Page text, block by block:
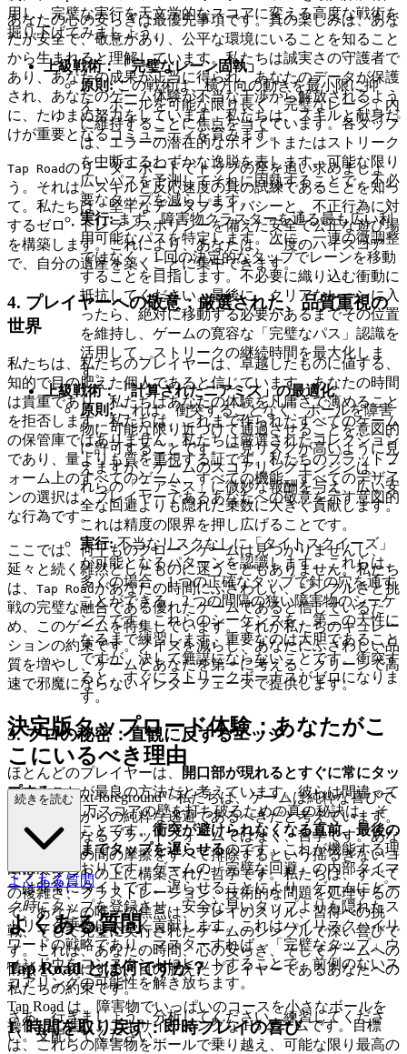
用し、完璧な実行を天文学的なスコアに変える高度な戦術を
掘り下げてみましょう。
上級戦術：「完璧なレーン固執」
原則:この戦術は、横方向の動きを最小限に抑
え、ボールを可能な限り長く「完璧なレーン」内
に維持することに焦点を当てています。各タップ
は、エラーの潜在的なポイントまたはストリーク
を中断するわずかな逸脱を表します。可能な限り
広いパスを予測してそれに固執することで、不必
要なタップを減らします。
実行:まず、障害物クラスターを通る最も広い利
用可能なパスを特定します。次に、一連の微調整
ではなく、1 回の決定的なタップでレーンを移動
することを目指します。不必要に織り込む衝動に
抵抗してください。最後に、クリアなレーンに入
ったら、絶対に移動する必要があるまでその位置
を維持し、ゲームの寛容な「完璧なパス」認識を
活用して、ストリークの継続時間を最大化しま
す。
上級戦術：「計算されたニアミス」の最適化
原則:これは、衝突することなく、ボールを障害
物に可能な限り近づけて通過させることを意図的
に許可することです。一見リスクが高いように見
えますが、ゲームのスコアリングエンジンは、こ
れらの「ニアミス」に微妙な報酬を与え、広い安
全な回避よりも隠れた乗数に大きく貢献します。
これは精度の限界を押し広げることです。
実行:不当なリスクなしに「タイトスクイーズ」
が可能となるパターンを認識します。これらは、
多くの場合、1 つの正確なタップで針の穴を通す
ことができる、2 つの間隔の狭い障害物のシーケ
ンスです。これらのシーケンスを、第二の天性に
なるまで練習します。重要なのは大胆であること
ですが、決して無謀にならないことです。衝突す
ると、すぐにストリークボーナスがゼロになりま
す。
3. プロの秘密：直観に反するエッジ
ほとんどのプレイヤーは、
開口部が現れるとすぐに常にタッ
プすることが最良の方法だと考えています。彼らは間違って
います。50 万スコアの壁を打ち破るための真の秘訣は、そ
の逆を行うことです。衝突が避けられなくなる直前、最後の
ほんの一瞬までタップを遅らせるのです。これが機能する理
由は次のとおりです。ゲームの「完璧な回避」の内部タイマ
ーは非常にタイトです。遅らせることにより、ゲームに ピー
ク時にタップを登録させ、安全な早いタップよりも隠れたス
トリーク乗数に大きく貢献します。これはハイリスクハイリ
ワードの戦略であり、マスターすれば、「完璧なタップ」ウ
ィンドウをコンスタントにヒットすることで、前例のないス
コアリングの可能性を解き放ちます。
さあ、行きましょう。分析してください。練習してくださ
い。支配してください。
あなたの心の安らぎは最優先事項です。真の楽しみは、あな
たが安全で、敬意があり、公平な環境にいることを知ること
から生まれると理解しています。私たちは誠実さの守護者で
あり、あなたの成果が正当に得られ、あなたのデータが保護
され、あなたのゲーム体験が不当な干渉から解放されるよう
に、たゆまぬ努力をしています。私たちは、スキルと献身だ
けが重要となるコミュニティを育みます。
Tap Roadのリーダーボードでトップの座を追い求めましょ
う。それは、スキルと反応速度の真の試練であることを知っ
て。私たちは、堅牢なデータプライバシーと、不正行為に対
するゼロ・トレランスポリシーを備えた安全で公正な遊び場
を構築します。これにより、あなたは、一度のハイスコア
で、自分の遺産を築くことに集中できます。
4. プレイヤーへの敬意：厳選された、品質重視の
世界
私たちは、私たちのプレイヤーは、卓越したものに値する、
知的で目の肥えた個人であると信じています。あなたの時間
は貴重であり、私たちはあなたの体験を凡庸さで薄めること
を拒否します。私たちは、これまで作られたすべてのゲーム
の保管庫ではありません。私たちは厳選されたコレクション
であり、量よりも質を重視する証です。私たちのプラットフ
ォーム上のすべてのゲーム、すべての機能、すべてのデザイ
ンの選択は、プレイヤーであるあなたへの敬意を示す意図的
な行為です。
ここでは、何千ものクローンゲームは見つかりませんし、
延々と続く雑然としたものに迷うこともありません。私たち
は、 Tap Road があなたの時間にふさわしい、シンプルさと挑
戦の完璧な融合である優れたゲームであると信じているた
め、このゲームを特集しています。それが私たちのキュレー
ションの約束です。ノイズを減らし、あなたにふさわしい品
質を増やし、ゲームとあなたを第一に考える、クリーンで高
速で邪魔にならないインターフェースで提供します。
決定版タップロード体験：あなたがこ
こにいるべき理由
ass="mb-4 text-foreground">私たちは、ゲームは純粋な喜びで
あり、日常からの純粋な逃避であるべきだと考えています。
私たちは単なるプラットフォームではなく、哲学です。あな
たと楽しさの間の摩擦をすべて排除するという揺るぎないコ
ミットメントの上に構築された哲学です。私たちは、すべて
の複雑さ、フラストレーション、技術的な問題を処理するの
で、あなたの唯一の焦点は、プレイのスリル、習得への挑
戦、そして完璧に実行されたゲームのシンプルで深い喜びで
す。これは、あなたの時間、心の安らぎ、そしてゲームへの
情熱を大切にする、目の肥えたプレイヤーであるあなたへの
私たちの約束です。
1. 時間を取り戻す：即時プレイの喜び
続きを読む
よくある質問
よくある質問
Tap Road とは何ですか？
Tap Road は、障害物でいっぱいのコースを小さなボールを
操作して進む、エキサイティングな H5 ゲームです。目標
は、これらの障害物をボールで乗り越え、可能な限り最高の